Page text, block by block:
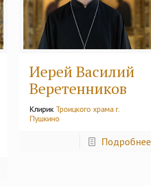
Иерей Василий
Веретенников
Клирик Троицкого храма г.
Пушкино
Подробнее